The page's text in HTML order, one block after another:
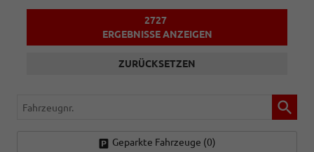
2727
ERGEBNISSE ANZEIGEN
ZURÜCKSETZEN
Fahrzeugnr.
Geparkte Fahrzeuge (0)